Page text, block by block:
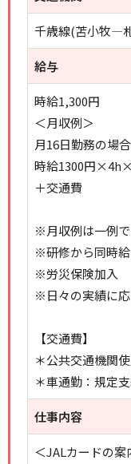
千歳線(苫小牧―
給与
時給1,300円
＜月収例＞
月16日勤務の場合
時給1300円
＋交通費
※月収例は一例
※研修から同時給
※労災保険加入
※日々の実績に
【交通費】
＊公共交通機関
＊車通勤：規定
仕事内容
＜JALカードの案